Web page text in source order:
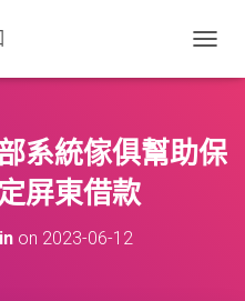
O
L
E
系統傢俱幫助保
屏東借款
on 2023-06-12